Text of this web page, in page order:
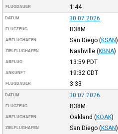
FLUGDAUER 1:44
DATUM 30.07.2026
FLUGZEUG B38M
ABFLUGHAFEN San Diego (KSAN)
ZIELFLUGHAFEN Nashville (KBNA)
ABFLUG 13:59 PDT
ANKUNFT 19:32 CDT
FLUGDAUER 3:33
DATUM 30.07.2026
FLUGZEUG B38M
ABFLUGHAFEN Oakland (KOAK)
ZIELFLUGHAFEN San Diego (KSAN)